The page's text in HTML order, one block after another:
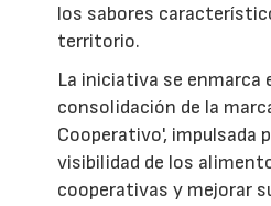
los sabores
territorio.
La iniciativa se enmarca
consolidación de la
Cooperativo', impulsada
visibilidad de los
cooperativas y mejorar